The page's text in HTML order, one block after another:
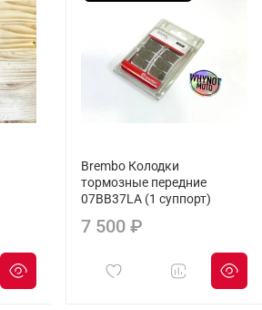
Brembo Колодки
тормозные передние
07BB37LA (1 суппорт)
7 500 ₽